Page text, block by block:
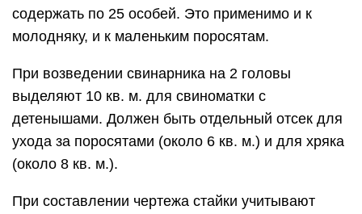
содержать по 25 особей. Это применимо и к
молодняку, и к маленьким поросятам.
При возведении свинарника на 2 головы
выделяют 10 кв. м. для свиноматки с
детенышами. Должен быть отдельный отсек для
ухода за поросятами (около 6 кв. м.) и для хряка
(около 8 кв. м.).
При составлении чертежа стайки учитывают